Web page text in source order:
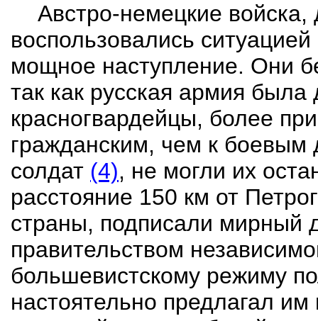
Австро-немецкие
воспользовались
мощное наступление. Они
так как русская армия
красногвардейцы, более
гражданским, чем к боевым
солдат (4), не могли их
расстояние 150 км от
страны, подписали мирный
правительством
большевистскому режиму
настоятельно предлагал